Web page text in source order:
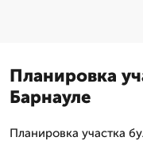
Планировка
Барнауле
Планировка участка